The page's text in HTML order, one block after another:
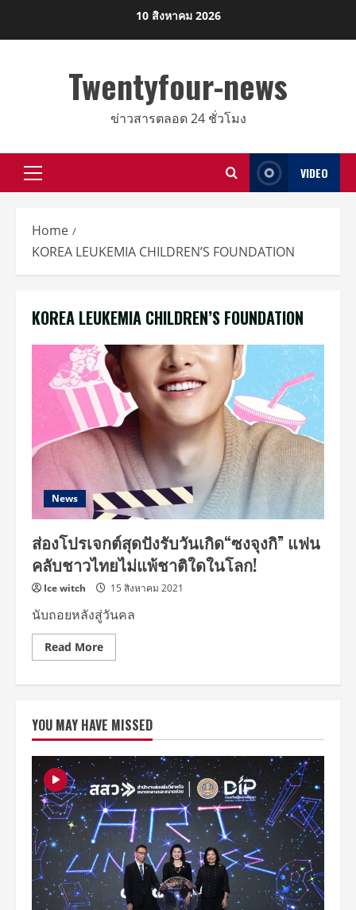
10 สิงหาคม 2026
Twentyfour-news
ข่าวสารตลอด 24 ชั่วโมง
Primary
VIDEO
Home
KOREA LEUKEMIA CHILDREN’S FOUNDATION
KOREA LEUKEMIA CHILDREN’S FOUNDATION
News
ส่องโปรเจกต์สุดปังรับวันเกิด“ซงจุงกิ” แฟน
คลับชาวไทยไม่แพ้ชาติใดในโลก!
Ice witch 15 สิงหาคม 2021
นับถอยหลังสู่วันคล
Read MoreRead
more
สุด
ปัง
รับ
วัน
เกิด“ซง
จุ
งกิ”
แฟน
คลับ
ชาว
ไทย
ไม่
แพ้
ชาติ
ใด
ใน
โลก!
YOU MAY HAVE MISSED